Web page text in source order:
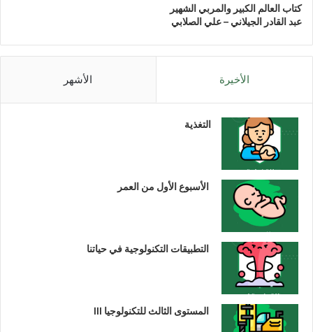
كتاب العالم الكبير والمربي الشهير
عبد القادر الجيلاني – علي الصلابي
الأخيرة الأشهر
التغذية
الأسبوع الأول من العمر
التطبيقات التكنولوجية في حياتنا
المستوى الثالث للتكنولوجيا III